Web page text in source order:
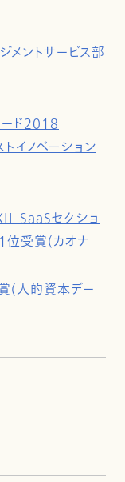
メントサービス部
ード2018
イノベーション
SaaSセクショ
1位受賞(カオナ
(人的資本デー